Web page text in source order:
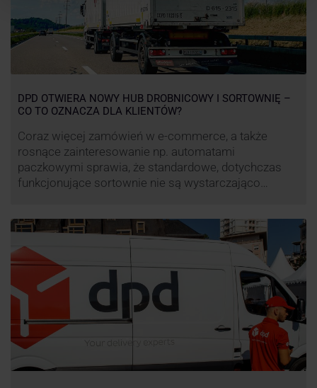
DPD OTWIERA NOWY HUB DROBNICOWY I SORTOWNIĘ –
CO TO OZNACZA DLA KLIENTÓW?
Coraz więcej zamówień w e-commerce, a także
rosnące zainteresowanie np. automatami
paczkowymi sprawia, że standardowe, dotychczas
funkcjonujące sortownie nie są wystarczająco
względu pod Łodzią uruchomiono nowe centrum
transportowo-logistyczne. Innowacyjny hub
drobnicowy i sortownia to już piąty taki obiekt DPD w